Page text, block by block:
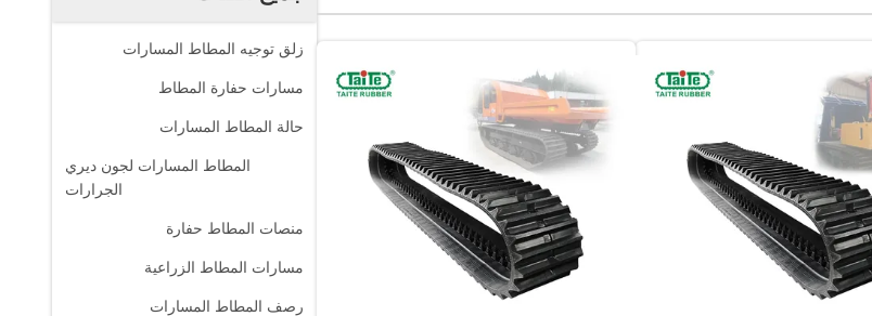
زلق توجيه المطاط المسارات
مسارات حفارة المطاط
حالة المطاط المسارات
المطاط المسارات لجون ديري
الجرارات
منصات المطاط حفارة
مسارات المطاط الزراعية
رصف المطاط المسارات